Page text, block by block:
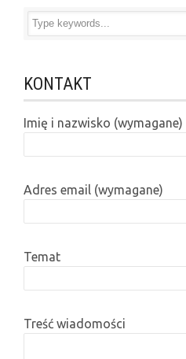
KONTAKT
Imię i nazwisko (wymagane)
Adres email (wymagane)
Temat
Treść wiadomości